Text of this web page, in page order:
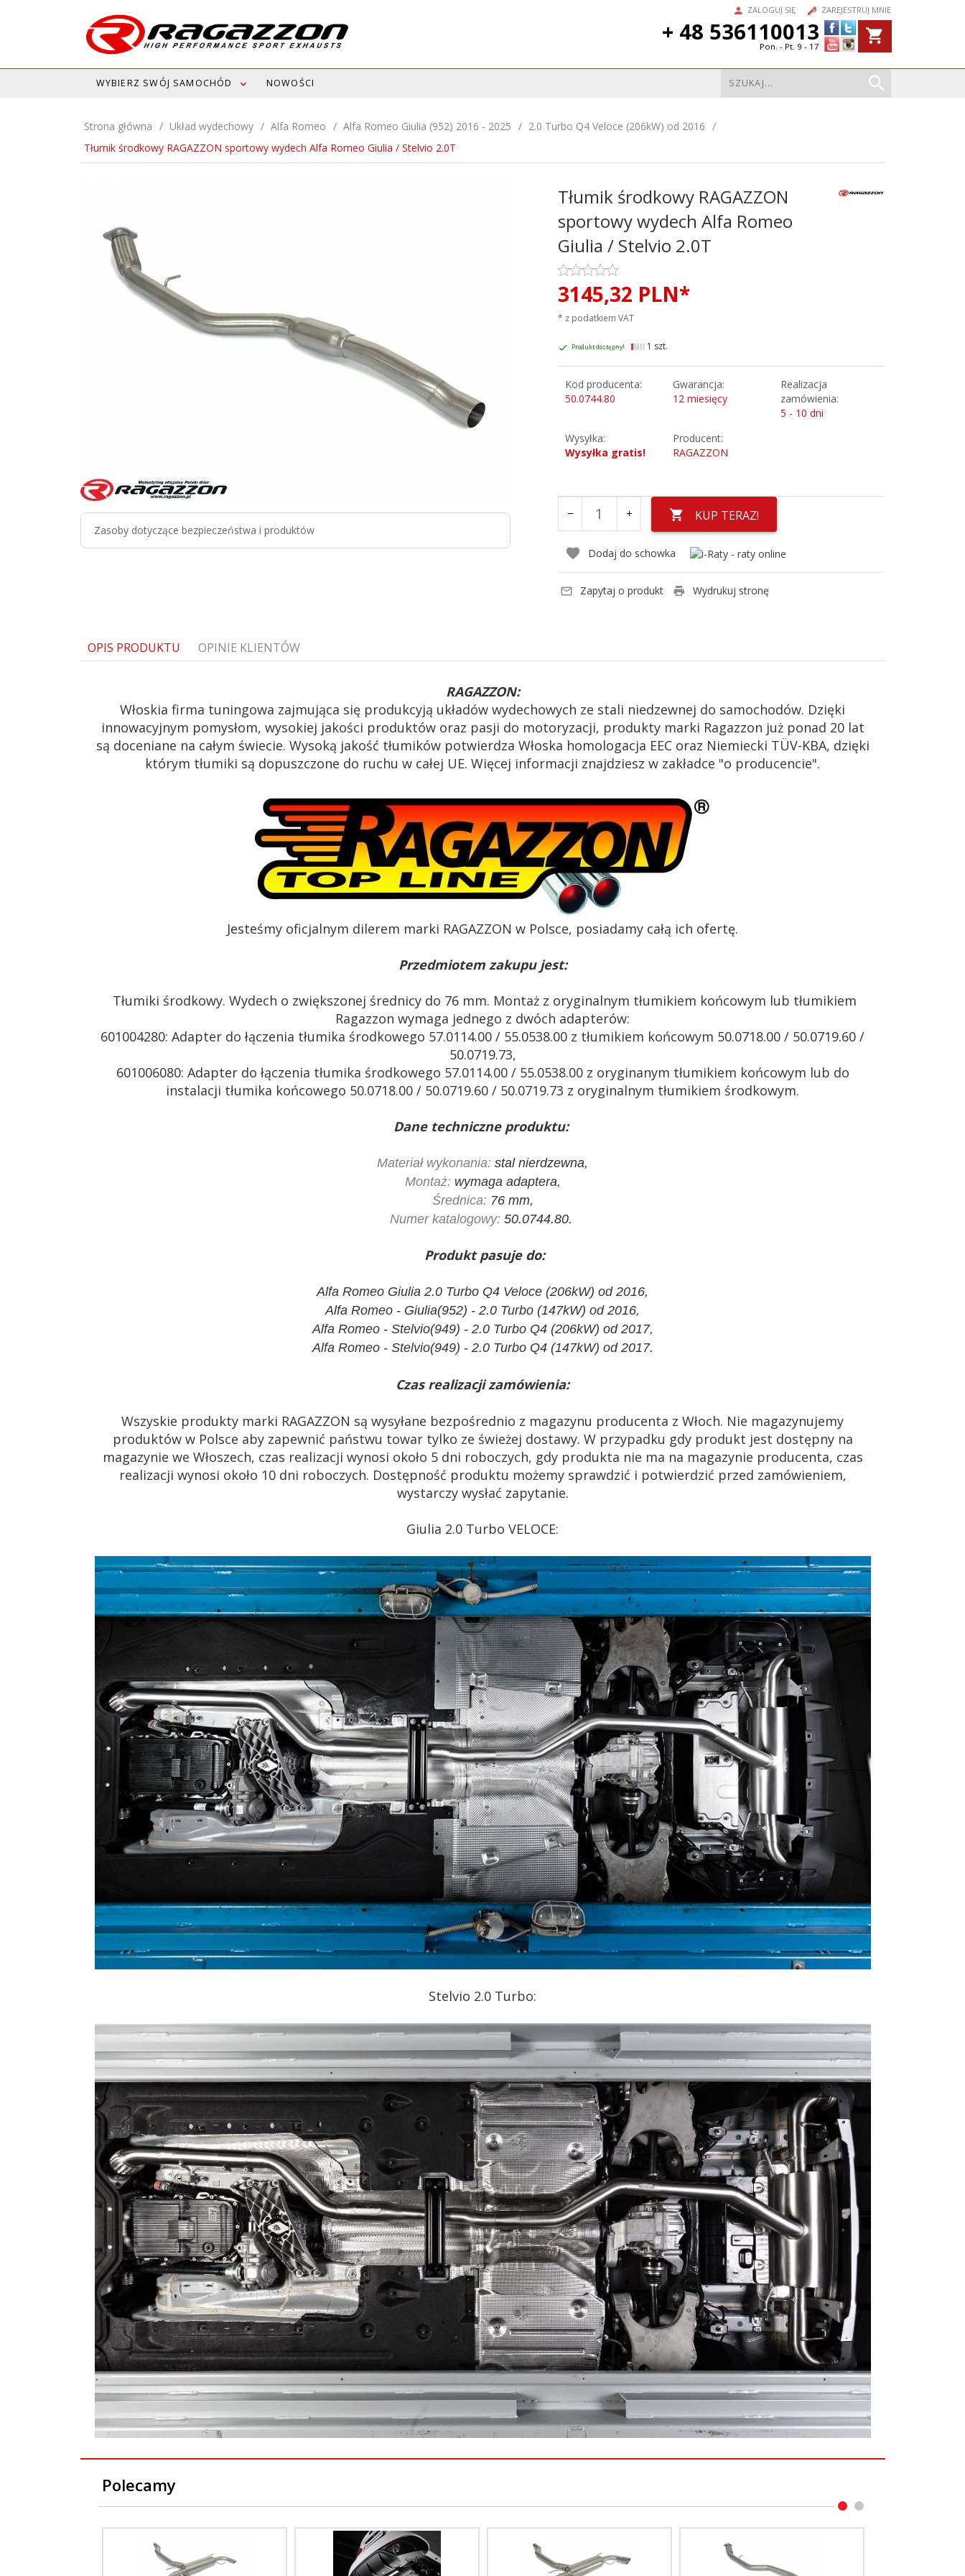
ZALOGUJ SIĘ ZAREJESTRUJ MNIE
+ 48 536110013
Pon. - Pt. 9 - 17
WYBIERZ SWÓJ SAMOCHÓD NOWOŚCI
Strona główna Układ wydechowy Alfa Romeo Alfa Romeo Giulia (952) 2016 - 2025
2.0 Turbo Q4 Veloce (206kW) od 2016
Tłumik środkowy RAGAZZON sportowy wydech Alfa Romeo Giulia / Stelvio 2.0T
Zasoby dotyczące bezpieczeństwa i produktów
Tłumik środkowy RAGAZZON
sportowy wydech Alfa Romeo
Giulia / Stelvio 2.0T
3145,32 PLN*
* z podatkiem VAT
Produkt dostępny! 1 szt.
Kod producenta:
50.0744.80
Gwarancja:
12 miesięcy
Realizacja
zamówienia:
5 - 10 dni
Wysyłka:
Wysyłka gratis!
Producent:
RAGAZZON
KUP TERAZ!
Dodaj do schowka
Zapytaj o produkt Wydrukuj stronę
OPIS PRODUKTU OPINIE KLIENTÓW
RAGAZZON:
Włoskia firma tuningowa zajmująca się produkcyją układów wydechowych ze stali niedzewnej do samochodów. Dzięki
innowacyjnym pomysłom, wysokiej jakości produktów oraz pasji do motoryzacji, produkty marki Ragazzon już ponad 20 lat
są doceniane na całym świecie. Wysoką jakość tłumików potwierdza Włoska homologacja EEC oraz Niemiecki TÜV-KBA, dzięki
którym tłumiki są dopuszczone do ruchu w całej UE. Więcej informacji znajdziesz w zakładce "o producencie".
Jesteśmy oficjalnym dilerem marki RAGAZZON w Polsce, posiadamy całą ich ofertę.
Przedmiotem zakupu jest:
Tłumiki środkowy. Wydech o zwiększonej średnicy do 76 mm. Montaż z oryginalnym tłumikiem końcowym lub tłumikiem
Ragazzon wymaga jednego z dwóch adapterów:
601004280: Adapter do łączenia tłumika środkowego 57.0114.00 / 55.0538.00 z tłumikiem końcowym 50.0718.00 / 50.0719.60 /
50.0719.73,
601006080: Adapter do łączenia tłumika środkowego 57.0114.00 / 55.0538.00 z oryginanym tłumikiem końcowym lub do
instalacji tłumika końcowego 50.0718.00 / 50.0719.60 / 50.0719.73 z oryginalnym tłumikiem środkowym.
Dane techniczne produktu:
Materiał wykonania: stal nierdzewna,
Montaż:wymaga adaptera,
Średnica:76 mm,
Numer katalogowy:50.0744.80.
Produkt pasuje do:
Alfa Romeo Giulia 2.0 Turbo Q4 Veloce (206kW) od 2016,
Alfa Romeo - Giulia(952) - 2.0 Turbo (147kW) od 2016,
Alfa Romeo - Stelvio(949) - 2.0 Turbo Q4 (206kW) od 2017,
Alfa Romeo - Stelvio(949) - 2.0 Turbo Q4 (147kW) od 2017.
Czas realizacji zamówienia:
Wszyskie produkty marki RAGAZZON są wysyłane bezpośrednio z magazynu producenta z Włoch. Nie magazynujemy
produktów w Polsce aby zapewnić państwu towar tylko ze świeżej dostawy. W przypadku gdy produkt jest dostępny na
magazynie we Włoszech, czas realizacji wynosi około 5 dni roboczych, gdy produkta nie ma na magazynie producenta, czas
realizacji wynosi około 10 dni roboczych. Dostępność produktu możemy sprawdzić i potwierdzić przed zamówieniem,
wystarczy wysłać zapytanie.
Giulia 2.0 Turbo VELOCE:
Stelvio 2.0 Turbo:
Polecamy